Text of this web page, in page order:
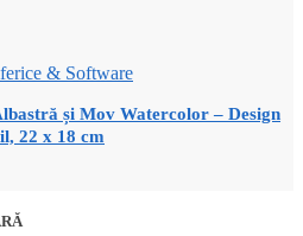
& Software
și Mov Watercolor – Design
22 x 18 cm